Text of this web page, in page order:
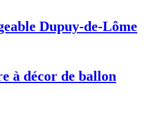
Dupuy-de-Lôme
à décor de ballon